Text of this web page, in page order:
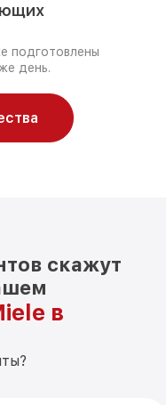
подготовлены
день.
скажут
в